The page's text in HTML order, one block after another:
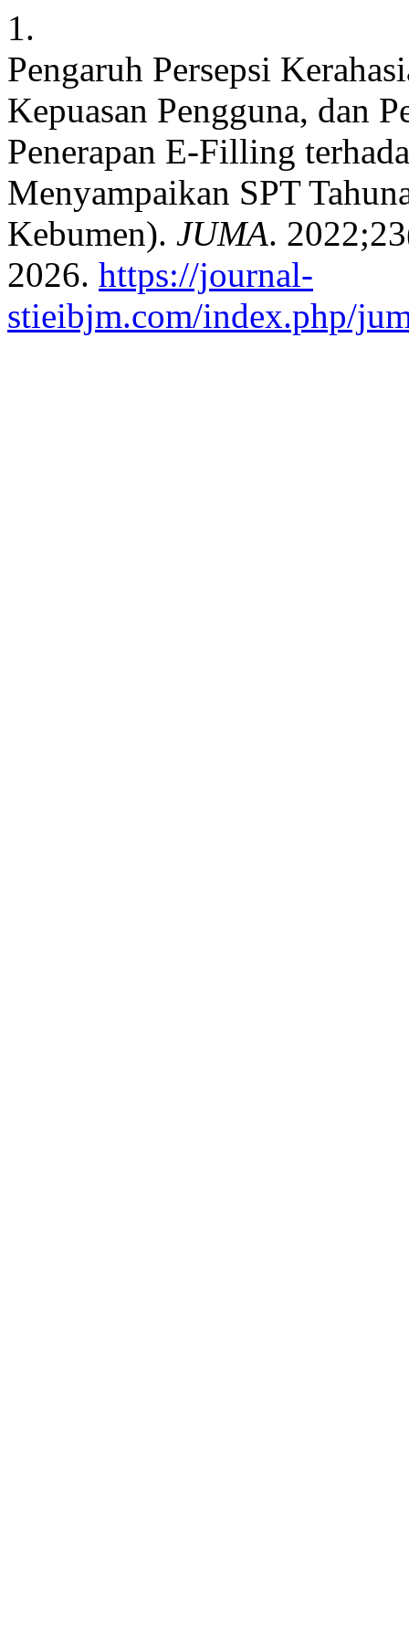
1.
Pengaruh Persepsi
Kepuasan Pengguna, dan
Penerapan E-Filling
Menyampaikan SPT
Kebumen). JUMA.
2026. https://journal-
stieibjm.com/index.php/